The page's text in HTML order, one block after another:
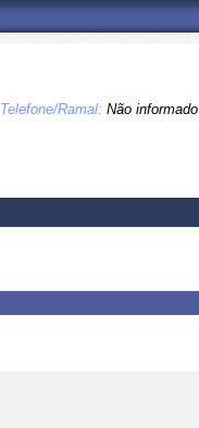
Telefone/Ramal: Não informado